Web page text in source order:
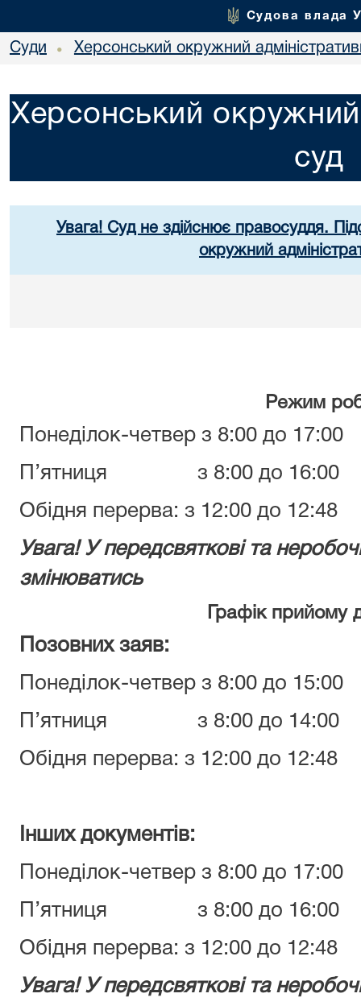
Судова влада
Суди • Херсонський окружний
Херсонський окружний
суд
Увага! Суд не здійснює правосуддя.
окружний
Режим
Понеділок-четвер з 8:00 до 17:00
П’ятниця з 8:00 до 16:00
Обідня перерва: з 12:00 до 12:48
Увага! У передсвяткові та
змінюватись
Графік прийому
Позовних заяв:
Понеділок-четвер з 8:00 до 15:00
П’ятниця з 8:00 до 14:00
Обідня перерва: з 12:00 до 12:48
Інших документів:
Понеділок-четвер з 8:00 до 17:00
П’ятниця з 8:00 до 16:00
Обідня перерва: з 12:00 до 12:48
Увага! У передсвяткові та